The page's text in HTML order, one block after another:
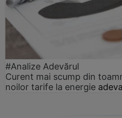
#Analize Adevărul
Curent mai scump din
noilor tarife la energie